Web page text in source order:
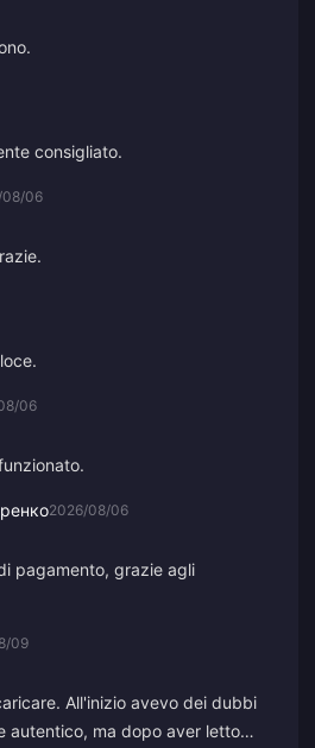
consigliato.
08/06
06
2026/08/06
pagamento, grazie agli
09
All'inizio avevo dei dubbi
autentico, ma dopo aver letto